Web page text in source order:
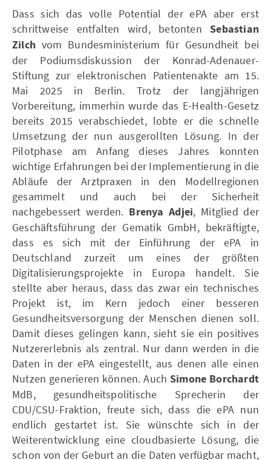
Dass sich das volle Potential der ePA aber erst
schrittweise entfalten wird, betonten Sebastian
Zilch vom Bundesministerium für Gesundheit bei
der Podiumsdiskussion der Konrad-Adenauer-
Stiftung zur elektronischen Patientenakte am 15.
Mai 2025 in Berlin. Trotz der langjährigen
Vorbereitung, immerhin wurde das E-Health-Gesetz
bereits 2015 verabschiedet, lobte er die schnelle
Umsetzung der nun ausgerollten Lösung. In der
Pilotphase am Anfang dieses Jahres konnten
wichtige Erfahrungen bei der Implementierung in die
Abläufe der Arztpraxen in den Modellregionen
gesammelt und auch bei der Sicherheit
nachgebessert werden. Brenya Adjei, Mitglied der
Geschäftsführung der Gematik GmbH, bekräftigte,
dass es sich mit der Einführung der ePA in
Deutschland zurzeit um eines der größten
Digitalisierungsprojekte in Europa handelt. Sie
stellte aber heraus, dass das zwar ein technisches
Projekt ist, im Kern jedoch einer besseren
Gesundheitsversorgung der Menschen dienen soll.
Damit dieses gelingen kann, sieht sie ein positives
Nutzererlebnis als zentral. Nur dann werden in die
Daten in der ePA eingestellt, aus denen alle einen
Nutzen generieren können. Auch Simone Borchardt
MdB, gesundheitspolitische Sprecherin der
CDU/CSU-Fraktion, freute sich, dass die ePA nun
endlich gestartet ist. Sie wünschte sich in der
Weiterentwicklung eine cloudbasierte Lösung, die
schon von der Geburt an die Daten verfügbar macht,